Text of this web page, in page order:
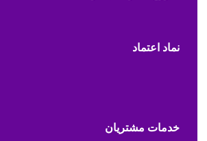
نماد اعتماد
خدمات مشتریان